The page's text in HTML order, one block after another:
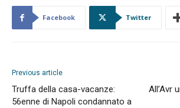
Facebook Twitter
Previous article
Truffa della casa-vacanze:
56enne di Napoli condannato a
All’Avr